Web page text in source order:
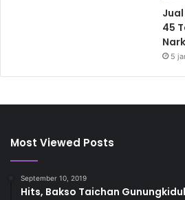
45
5
Most Viewed Posts
September 10, 2019
Hits, Bakso Taichan